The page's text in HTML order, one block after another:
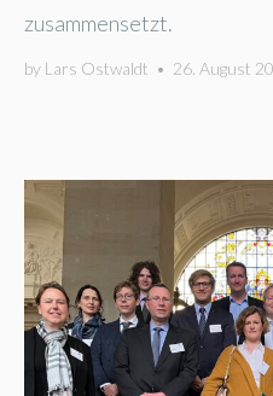
zusammensetzt.
by Lars Ostwaldt • 26. August